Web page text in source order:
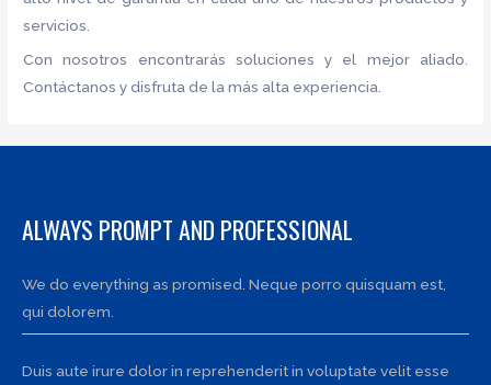
servicios.
Con nosotros encontrarás soluciones y el mejor aliado.
Contáctanos y disfruta de la más alta experiencia.
ALWAYS PROMPT AND PROFESSIONAL
We do everything as promised. Neque porro quisquam est,
qui dolorem.
Duis aute irure dolor in reprehenderit in voluptate velit esse